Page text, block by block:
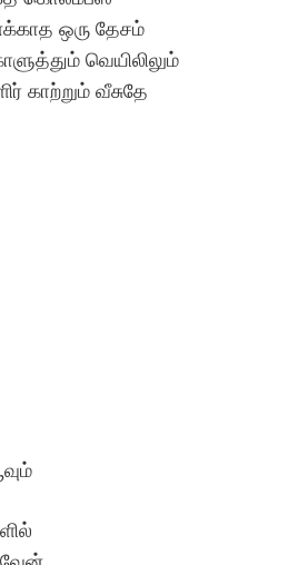
ஒரு தேசம்
வெயிலிலும்
காற்றும் வீசுதே